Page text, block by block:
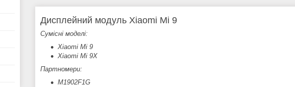
Дисплейний модуль Xiaomi Mi 9
Сумісні моделі:
Xiaomi Mi 9
Xiaomi Mi 9X
Партномери:
M1902F1G